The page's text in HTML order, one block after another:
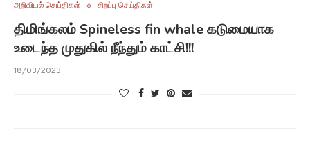
அறிவியல் செய்திகள் சிறப்பு செய்திகள்
திமிங்கலம் Spineless fin whale கடுமையாக
உடைந்த முதுகில் நீந்தும் காட்சி!!!
18/03/2023